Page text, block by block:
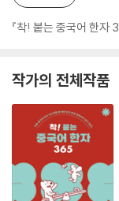
『착! 붙는 중국어 한자
작가의 전체작품